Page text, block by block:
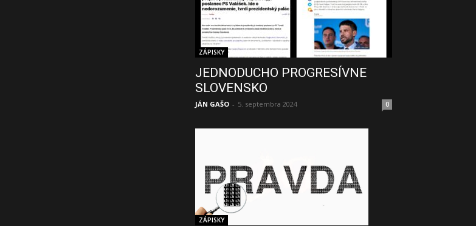
ZÁPISKY
JEDNODUCHO PROGRESÍVNE
SLOVENSKO
JÁN GAŠO - 5. septembra 2024 0
ZÁPISKY